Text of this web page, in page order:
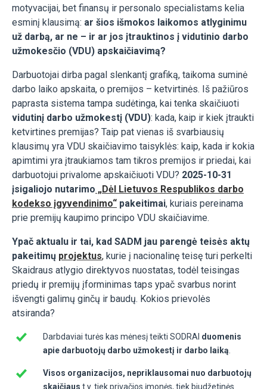
motyvacijai, bet finansų ir personalo specialistams kelia
esminį klausimą: ar šios išmokos laikomos atlyginimu
už darbą, ar ne – ir ar jos įtrauktinos į vidutinio darbo
užmokesčio (VDU) apskaičiavimą?
Darbuotojai dirba pagal slenkantį grafiką, taikoma suminė
darbo laiko apskaita, o premijos – ketvirtinės. Iš pažiūros
paprasta sistema tampa sudėtinga, kai tenka skaičiuoti
vidutinį darbo užmokestį (VDU): kada, kaip ir kiek įtraukti
ketvirtines premijas? Taip pat vienas iš svarbiausių
klausimų yra VDU skaičiavimo taisyklės: kaip, kada ir kokia
apimtimi yra įtraukiamos tam tikros premijos ir priedai, kai
darbuotojui privalome apskaičiuoti VDU? 2025-10-31
įsigaliojo nutarimo „Dėl Lietuvos Respublikos darbo
kodekso įgyvendinimo“ pakeitimai, kuriais pereinama
prie premijų kaupimo principo VDU skaičiavime.
Ypač aktualu ir tai, kad SADM jau parengė teisės aktų
pakeitimų projektus, kurie į nacionalinę teisę turi perkelti
Skaidraus atlygio direktyvos nuostatas, todėl teisingas
priedų ir premijų įforminimas taps ypač svarbus norint
išvengti galimų ginčų ir baudų. Kokios prievolės
atsiranda?
Darbdaviai turės kas mėnesį teikti SODRAI duomenis
apie darbuotojų darbo užmokestį ir darbo laiką
Visos organizacijos, nepriklausomai nuo darbuotojų
skaičiaus t.y. tiek privačios įmonės, tiek biudžetinės